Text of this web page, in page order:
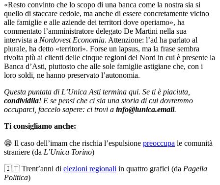
«Resto convinto che lo scopo di una banca come la nostra sia si
quello di staccare cedole, ma anche di essere concretamente vicino
alle famiglie e alle aziende dei territori dove operiamo», ha
commentato l’amministratore delegato De Martini nella sua
intervista a Nordovest Economia. Attenzione: l’ad ha parlato al
plurale, ha detto «territori». Forse un lapsus, ma la frase sembra
rivolta più ai clienti delle cinque regioni del Nord in cui è presente la
Banca d’Asti, piuttosto che alle sole famiglie astigiane che, con i
loro soldi, ne hanno preservato l’autonomia.
Questa puntata di L’Unica Asti termina qui. Se ti è piaciuta,
condividila! E se pensi che ci sia una storia di cui dovremmo
occuparci, faccelo sapere: ci trovi a info@lunica.email.
Ti consigliamo anche:
😪 Il caso dell’imam che rischia l’espulsione preoccupa le comunità
straniere (da L’Unica Torino)
🇮🇹 Trent’anni di elezioni regionali in quattro grafici (da Pagella
Politica)